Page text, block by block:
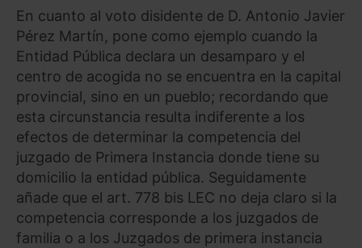
En cuanto al voto disidente de D. Antonio Javier
Pérez Martín, pone como ejemplo cuando la
Entidad Pública declara un desamparo y el
centro de acogida no se encuentra en la capital
provincial, sino en un pueblo; recordando que
esta circunstancia resulta indiferente a los
efectos de determinar la competencia del
juzgado de Primera Instancia donde tiene su
domicilio la entidad pública. Seguidamente
añade que el art. 778 bis LEC no deja claro si la
competencia corresponde a los juzgados de
familia o a los Juzgados de primera instancia